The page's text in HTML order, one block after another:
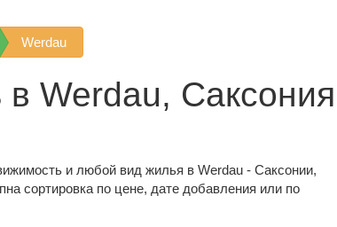
Werdau
Werdau, Саксония
и любой вид жилья в Werdau - Саксонии,
сортировка по цене, дате добавления или по